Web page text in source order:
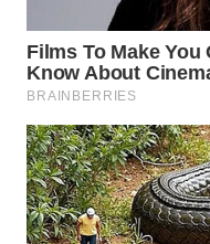
MALUKU
WN
MALUT
WN
DAIRI